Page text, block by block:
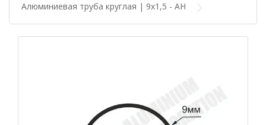
Алюминиевая труба круглая | 9х1,5 - АН